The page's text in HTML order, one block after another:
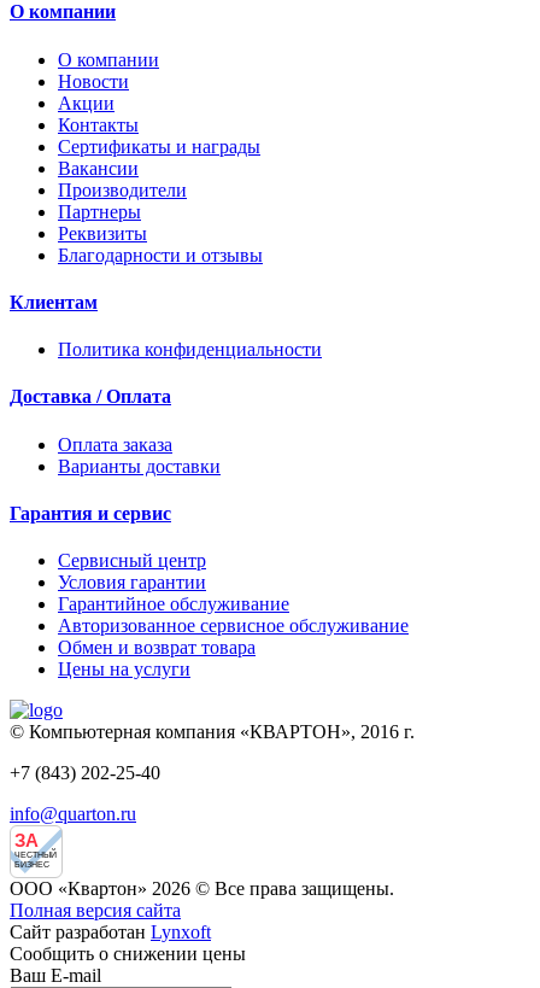
О компании
О компании
Новости
Акции
Контакты
Сертификаты и награды
Вакансии
Производители
Партнеры
Реквизиты
Благодарности и отзывы
Клиентам
Политика конфиденциальности
Доставка / Оплата
Оплата заказа
Варианты доставки
Гарантия и сервис
Сервисный центр
Условия гарантии
Гарантийное обслуживание
Авторизованное сервисное обслуживание
Обмен и возврат товара
Цены на услуги
© Компьютерная компания «КВАРТОН», 2016 г.
+7 (843) 202-25-40
info@quarton.ru
ЗА
ЧЕСТНЫЙ
БИЗНЕС
ООО «Квартон» 2026 © Все права защищены.
Полная версия сайта
Сайт разработан Lynxoft
Сообщить о снижении цены
Ваш E-mail